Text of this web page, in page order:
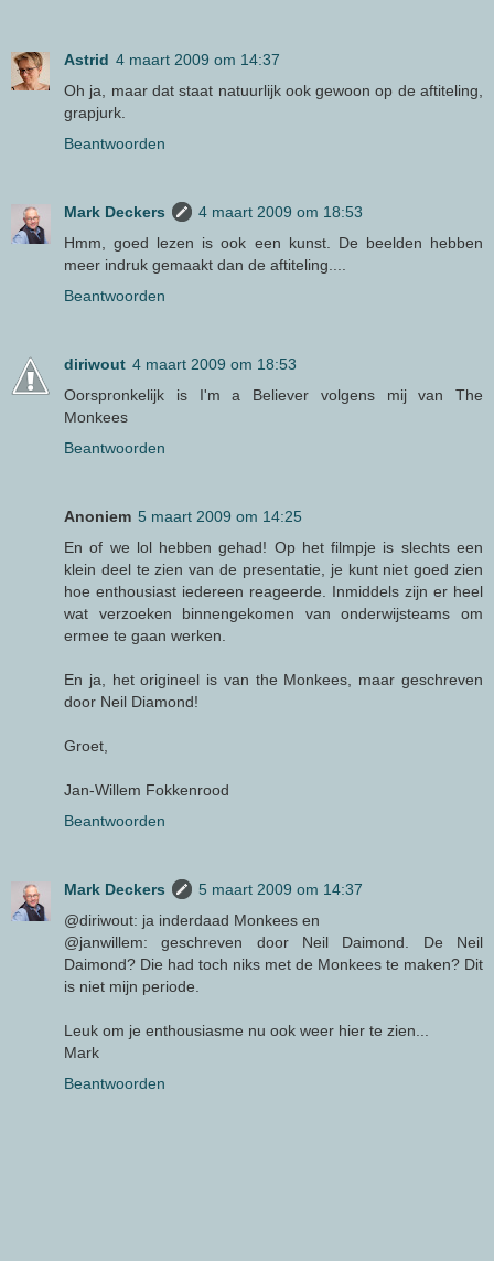
Astrid 4 maart 2009 om 14:37
Oh ja, maar dat staat natuurlijk ook gewoon op de aftiteling,
grapjurk.
Beantwoorden
Mark Deckers
4 maart 2009 om 18:53
Hmm, goed lezen is ook een kunst. De beelden hebben
meer indruk gemaakt dan de aftiteling....
Beantwoorden
diriwout 4 maart 2009 om 18:53
Oorspronkelijk is I'm a Believer volgens mij van The
Monkees
Beantwoorden
Anoniem 5 maart 2009 om 14:25
En of we lol hebben gehad! Op het filmpje is slechts een
klein deel te zien van de presentatie, je kunt niet goed zien
hoe enthousiast iedereen reageerde. Inmiddels zijn er heel
wat verzoeken binnengekomen van onderwijsteams om
ermee te gaan werken.
En ja, het origineel is van the Monkees, maar geschreven
door Neil Diamond!
Groet,
Jan-Willem Fokkenrood
Beantwoorden
Mark Deckers
5 maart 2009 om 14:37
@diriwout: ja inderdaad Monkees en
@janwillem: geschreven door Neil Daimond. De Neil
Daimond? Die had toch niks met de Monkees te maken? Dit
is niet mijn periode.
Leuk om je enthousiasme nu ook weer hier te zien...
Mark
Beantwoorden